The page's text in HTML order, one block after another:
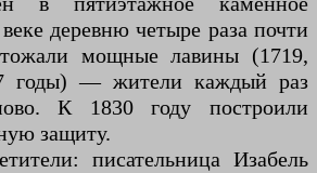
деревню четыре раза почти
мощные лавины (1719,
годы) — жители каждый раз
К 1830 году построили
защиту.
писательница Изабель